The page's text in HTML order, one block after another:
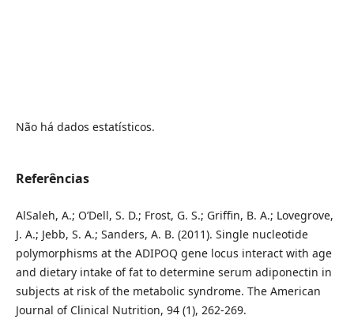
Não há dados estatísticos.
Referências
AlSaleh, A.; O’Dell, S. D.; Frost, G. S.; Griffin, B. A.; Lovegrove,
J. A.; Jebb, S. A.; Sanders, A. B. (2011). Single nucleotide
polymorphisms at the ADIPOQ gene locus interact with age
and dietary intake of fat to determine serum adiponectin in
subjects at risk of the metabolic syndrome. The American
Journal of Clinical Nutrition, 94 (1), 262-269.